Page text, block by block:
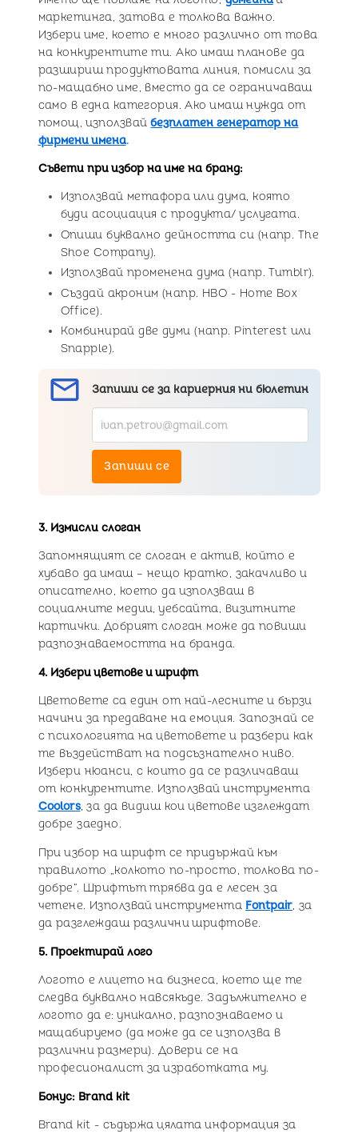
маркетинга, затова е толкова важно.
Избери име, което е много различно от това
на конкурентите ти. Ако имаш планове да
разшириш продуктовата линия, помисли за
по-мащабно име, вместо да се ограничаваш
само в една категория. Ако имаш нужда от
помощ, използвай безплатен генератор на
фирмени имена.
Съвети при избор на име на бранд:
Използвай метафора или дума, която
буди асоциация с продукта/ услугата.
Опиши буквално дейността си (напр. The
Shoe Company).
Използвай променена дума (напр. Tumblr).
Създай акроним (напр. HBO - Home Box
Office).
Комбинирай две думи (напр. Pinterest или
Snapple).
mail Запиши се за кариерния ни бюлетин
Запиши се
3. Измисли слоган
Запомнящият се слоган е актив, който е
хубаво да имаш – нещо кратко, закачливо и
описателно, което да използваш в
социалните медии, уебсайта, визитните
картички. Добрият слоган може да повиши
разпознаваемостта на бранда.
4. Избери цветове и шрифт
Цветовете са един от най-лесните и бързи
начини за предаване на емоция. Запознай се
с психологията на цветовете и разбери как
те въздействат на подсъзнателно ниво.
Избери нюанси, с които да се различаваш
от конкурентите. Използвай инструмента
Coolors, за да видиш кои цветове изглеждат
добре заедно.
При избор на шрифт се придържай към
правилото „колкото по-просто, толкова по-
добре“. Шрифтът трябва да е лесен за
четене. Използвай инструмента Fontpair, за
да разглеждаш различни шрифтове.
5. Проектирай лого
Логото е лицето на бизнеса, което ще те
следва буквално навсякъде. Задължително е
логото да е: уникално, разпознаваемо и
мащабируемо (да може да се използва в
различни размери). Довери се на
професионалист за изработката му.
Бонус: Brand kit
Brand kit - съдържа цялата информация за